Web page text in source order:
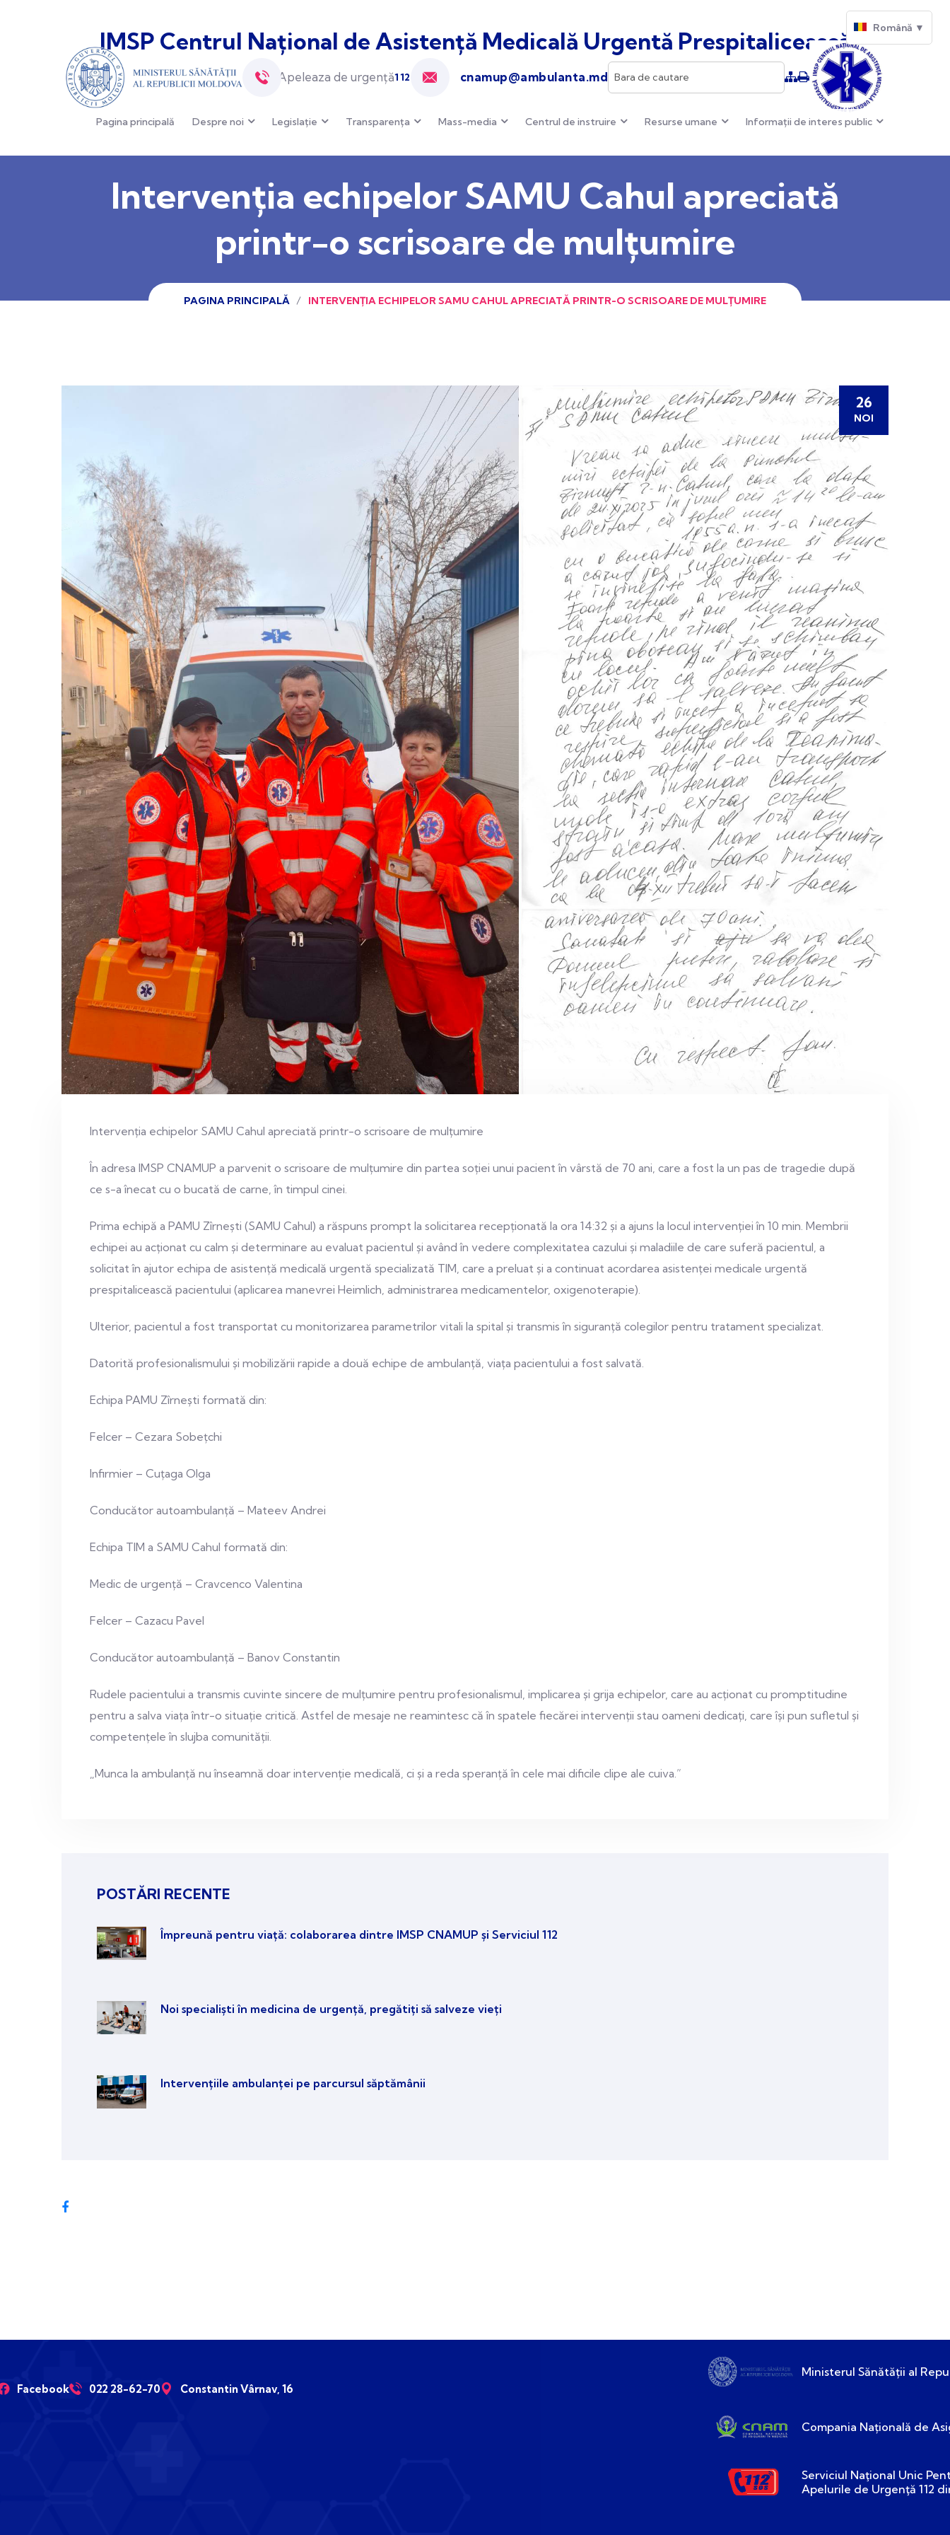
IMSP Centrul Național de Asistență Medicală Urgentă Prespitalicească
Apeleaza de urgență112 cnamup@ambulanta.md
Română ▼
Pagina principală Despre noi Legislație Transparența Mass-media Centrul de instruire Resurse umane Informații de interes public
Intervenția echipelor SAMU Cahul apreciată
printr-o scrisoare de mulțumire
PAGINA PRINCIPALĂ INTERVENȚIA ECHIPELOR SAMU CAHUL APRECIATĂ PRINTR-O SCRISOARE DE MULȚUMIRE
26
NOI
Intervenția echipelor SAMU Cahul apreciată printr-o scrisoare de mulțumire
În adresa IMSP CNAMUP a parvenit o scrisoare de mulțumire din partea soției unui pacient în vârstă de 70 ani, care a fost la un pas de tragedie după
ce s-a înecat cu o bucată de carne, în timpul cinei.
Prima echipă a PAMU Zîrnești (SAMU Cahul) a răspuns prompt la solicitarea recepționată la ora 14:32 și a ajuns la locul intervenției în 10 min. Membrii
echipei au acționat cu calm și determinare au evaluat pacientul și având în vedere complexitatea cazului și maladiile de care suferă pacientul, a
solicitat în ajutor echipa de asistență medicală urgentă specializată TIM, care a preluat și a continuat acordarea asistenței medicale urgentă
prespitalicească pacientului (aplicarea manevrei Heimlich, administrarea medicamentelor, oxigenoterapie).
Ulterior, pacientul a fost transportat cu monitorizarea parametrilor vitali la spital și transmis în siguranță colegilor pentru tratament specializat.
Datorită profesionalismului și mobilizării rapide a două echipe de ambulanță, viața pacientului a fost salvată.
Echipa PAMU Zîrnești formată din:
Felcer – Cezara Sobețchi
Infirmier – Cuțaga Olga
Conducător autoambulanță – Mateev Andrei
Echipa TIM a SAMU Cahul formată din:
Medic de urgență – Cravcenco Valentina
Felcer – Cazacu Pavel
Conducător autoambulanță – Banov Constantin
Rudele pacientului a transmis cuvinte sincere de mulțumire pentru profesionalismul, implicarea și grija echipelor, care au acționat cu promptitudine
pentru a salva viața într-o situație critică. Astfel de mesaje ne reamintesc că în spatele fiecărei intervenții stau oameni dedicați, care își pun sufletul și
competențele în slujba comunității.
„Munca la ambulanță nu înseamnă doar intervenție medicală, ci și a reda speranță în cele mai dificile clipe ale cuiva.”
POSTĂRI RECENTE
Împreună pentru viață: colaborarea dintre IMSP CNAMUP și Serviciul 112
Noi specialiști în medicina de urgență, pregătiți să salveze vieți
Intervențiile ambulanței pe parcursul săptămânii
Facebook 022 28-62-70 Constantin Vârnav, 16
Ministerul Sănătății al
Compania Națională de
Serviciul Naţional Unic
Apelurile de Urgenţă 112